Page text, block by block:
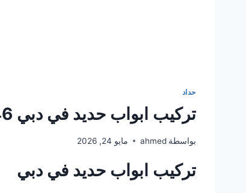
حداد
تركيب ابواب حديد في دبي 0561986146
بواسطة ahmed مايو 24, 2026
تركيب ابواب حديد في دبي